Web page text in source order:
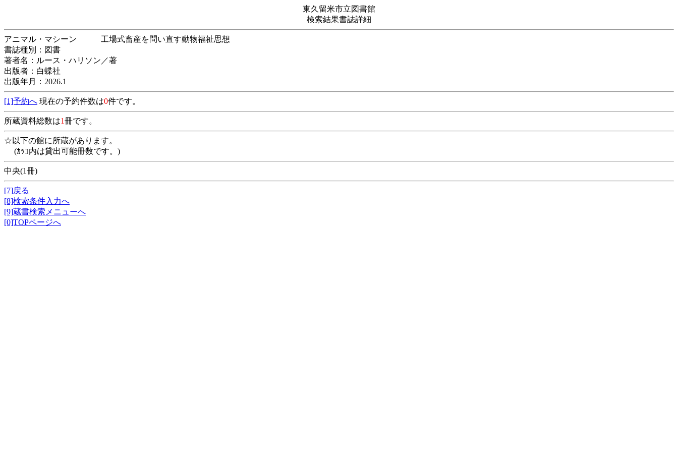
東久留米市立図書館
検索結果書誌詳細
アニマル・マシーン 工場式畜産を問い直す動物福祉思想
書誌種別：図書
著者名：ルース・ハリソン／著
出版者：白蝶社
出版年月：2026.1
[1]予約へ 現在の予約件数は0件です。
所蔵資料総数は1冊です。
☆以下の館に所蔵があります。
(ｶｯｺ内は貸出可能冊数です。)
中央(1冊)
[7]戻る
[8]検索条件入力へ
[9]蔵書検索メニューへ
[0]TOPページへ